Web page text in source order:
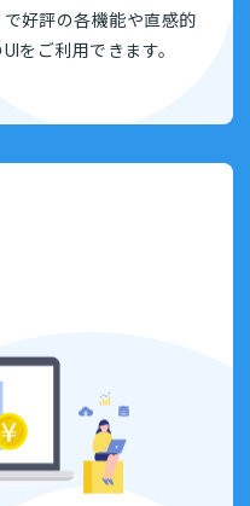
好評の各機能や直感的
をご利用できます。